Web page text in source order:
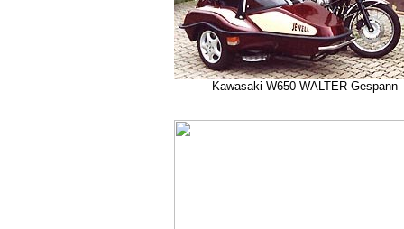
Kawasaki W650 WALTER-Gespann